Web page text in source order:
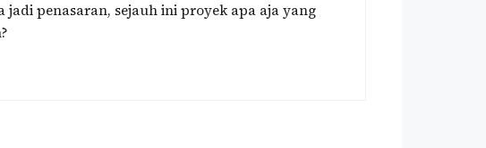
penasaran, sejauh ini proyek apa aja yang